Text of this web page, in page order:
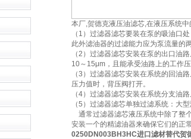
本厂,贺德克液压油滤芯,在液压系统
（1）过滤器滤芯要装在泵的吸油口
此外滤油器的过滤能力应为泵流量的
（2）过滤器滤芯安装在泵的出口油
10～15μm，且能承受油路上的工作
（3）过滤器滤芯安装在系统的回油
压力值时，背压阀打开。
（4）过滤器滤芯安装在系统分支油路
（5）过滤器滤芯单独过滤系统：大
通常过滤器滤芯液压系统中除了整
安装一个的精滤油器来确保它们的正常
0250DN003BH3HC进口滤材替代贺